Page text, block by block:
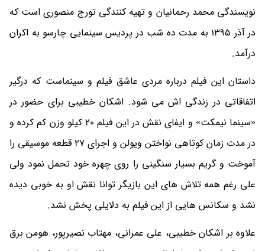
نویسندگی محمد رحمانیان و تهیه کنندگی تورج منصوری است که
در آذر 1395 به مدت ده شب در پردیس سینمایی چارسو به اکران
درآمد.
داستان این فیلم درباره مردی عاشق فیلم و سینماست که درگیر
اتفاقاتی در زندگی اش می شود. اشکان خطیبی برای حضور در
«سینما نیمکت» و ایفای نقش در این فیلم 20 کیلو وزن کم کرده و
در مدت زمان کوتاهی نواختن ویولن و اجرای 27 قطعه موسیقی را
آموخت و گریم بسیار سنگینی را روی چهره خود تحمل نمود ولی
علی رغم همه تلاش های این بازیگر توانا نقش او به خوبی دیده
نشد و سکانس هایی از این فیلم به دلایلی پخش نشد.
علاوه بر اشکان خطیبی، علی عمرانی، مهتاب نصیرپور، هومن برق